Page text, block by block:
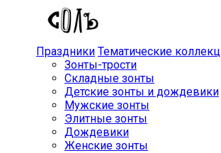
Праздники Тематические
Зонты-трости
Складные зонты
Детские зонты и дождевики
Мужские зонты
Элитные зонты
Дождевики
Женские зонты